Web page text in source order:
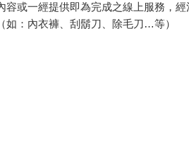
容或一經提供即為完成之線上服務，
如：內衣褲、刮鬍刀、除毛刀…等）